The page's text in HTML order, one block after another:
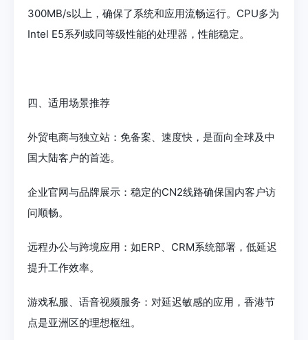
300MB/s以上，确保了系统和应用流畅运行。CPU多为
Intel E5系列或同等级性能的处理器，性能稳定。
四、适用场景推荐
外贸电商与独立站：免备案、速度快，是面向全球及中
国大陆客户的首选。
企业官网与品牌展示：稳定的CN2线路确保国内客户访
问顺畅。
远程办公与跨境应用：如ERP、CRM系统部署，低延迟
提升工作效率。
游戏私服、语音视频服务：对延迟敏感的应用，香港节
点是亚洲区的理想枢纽。